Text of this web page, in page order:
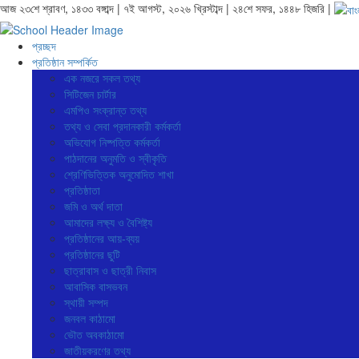
আজ ২৩শে শ্রাবণ, ১৪৩৩ বঙ্গাব্দ | ৭ই আগস্ট, ২০২৬ খ্রিস্টাব্দ | ২৪শে সফর, ১৪৪৮ হিজরি |
প্রচ্ছদ
প্রতিষ্ঠান সম্পর্কিত
এক নজরে সকল তথ্য
সিটিজেন চার্টার
এমপিও সংক্রান্ত তথ্য
তথ্য ও সেবা প্রদানকারী কর্মকর্তা
অভিযোগ নিষ্পত্তি কর্মকর্তা
পাঠদানের অনুমতি ও স্বীকৃতি
শ্রেণিভিত্তিক অনুমোদিত শাখা
প্রতিষ্ঠাতা
জমি ও অর্থ দাতা
আমাদের লক্ষ্য ও বৈশিষ্ট্য
প্রতিষ্ঠানের আয়-ব্যয়
প্রতিষ্ঠানের ছুটি
ছাত্রাবাস ও ছাত্রী নিবাস
আবাসিক বাসভবন
স্থায়ী সম্পদ
জনবল কাঠামো
ভৌত অবকাঠামো
জাতীয়করণের তথ্য